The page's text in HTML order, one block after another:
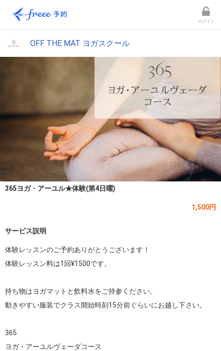
ログイン
OFF THE MAT ヨガスクール
365ヨガ・アーユル★体験(第4日曜)
1,500円
サービス説明
体験レッスンのご予約ありがとうございます！
体験レッスン料は1回¥1500です。
持ち物はヨガマットと飲料水をご持参ください。
動きやすい服装でクラス開始時刻15分前ぐらいにお越し下さい。
365
ヨガ・アーユルヴェーダコース